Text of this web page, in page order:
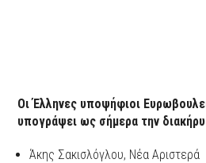
Οι Έλληνες υποψήφιοι
υπογράψει ως σήμερα την
Άκης Σακισλόγλου, Νέα Αριστερά